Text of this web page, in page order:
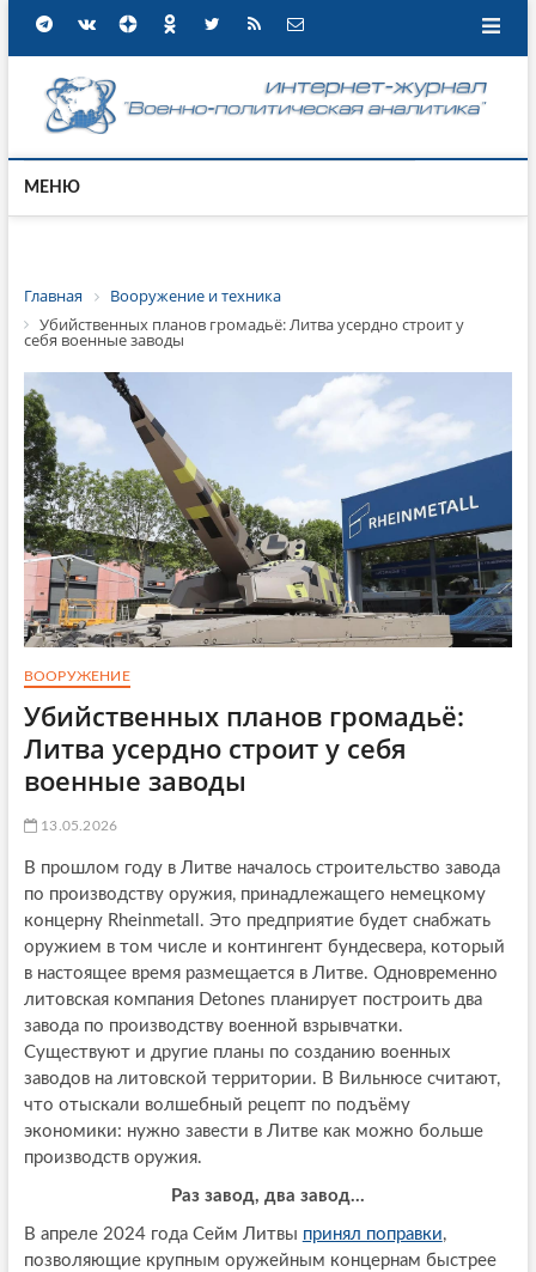
МЕНЮ
Главная
Вооружение и техника
Убийственных планов громадьё: Литва усердно строит у
себя военные заводы
ВООРУЖЕНИЕ
Убийственных планов громадьё:
Литва усердно строит у себя
военные заводы
13.05.2026
В прошлом году в Литве началось строительство завода
по производству оружия, принадлежащего немецкому
концерну Rheinmetall. Это предприятие будет снабжать
оружием в том числе и контингент бундесвера, который
в настоящее время размещается в Литве. Одновременно
литовская компания Detones планирует построить два
завода по производству военной взрывчатки.
Существуют и другие планы по созданию военных
заводов на литовской территории. В Вильнюсе считают,
что отыскали волшебный рецепт по подъёму
экономики: нужно завести в Литве как можно больше
производств оружия.
Раз завод, два завод…
В апреле 2024 года Сейм Литвы принял поправки,
позволяющие крупным оружейным концернам быстрее